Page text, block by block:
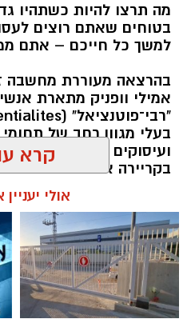
מה תרצו להיות כשתהיו
בטוחים שאתם רוצים
למשך כל חייכם – אתם
בהרצאה מעוררת מחשבה
אמילי וופניק מתארת
בעלי מגוון רחב של תחומי
ועיסוקים שונים לאורך
בקריירה אחת בלבד.
האם גם אתם כאלה?
אלדה נתנאל / 09:20 07.08.26
קרא
אולי